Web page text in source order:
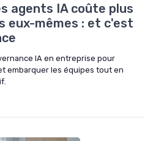
agents IA coûte plus
eux-mêmes : et c'est
IA en entreprise pour
embarquer les équipes tout en